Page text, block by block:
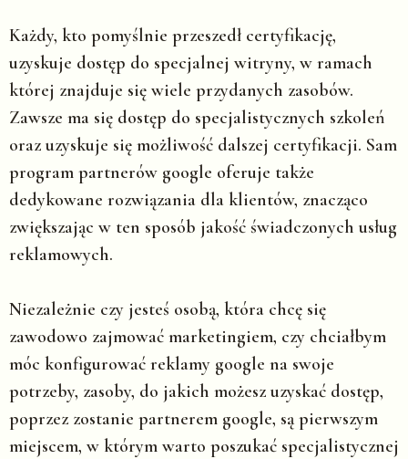
Każdy, kto pomyślnie przeszedł certyfikację,
uzyskuje dostęp do specjalnej witryny, w ramach
której znajduje się wiele przydanych zasobów.
Zawsze ma się dostęp do specjalistycznych szkoleń
oraz uzyskuje się możliwość dalszej certyfikacji. Sam
program partnerów google oferuje także
dedykowane rozwiązania dla klientów, znacząco
zwiększając w ten sposób jakość świadczonych usług
reklamowych.
Niezależnie czy jesteś osobą, która chcę się
zawodowo zajmować marketingiem, czy chciałbym
móc konfigurować reklamy google na swoje
potrzeby, zasoby, do jakich możesz uzyskać dostęp,
poprzez zostanie partnerem google, są pierwszym
miejscem, w którym warto poszukać specjalistycznej